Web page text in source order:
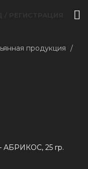
продукция
АБРИКОС, 25 гр.